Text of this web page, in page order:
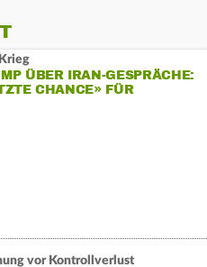
ÜBER IRAN-GESPRÄCHE:
CHANCE» FÜR
vor Kontrollverlust